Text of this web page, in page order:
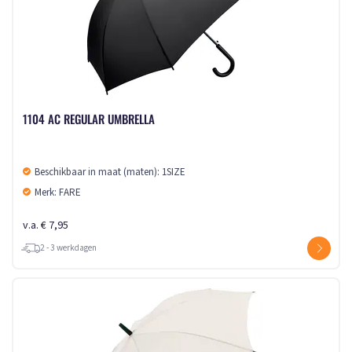
1104 AC REGULAR UMBRELLA
Beschikbaar in maat (maten): 1SIZE
Merk: FARE
v.a. € 7,95
2 - 3 werkdagen